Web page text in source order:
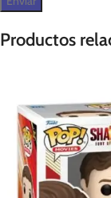
Productos